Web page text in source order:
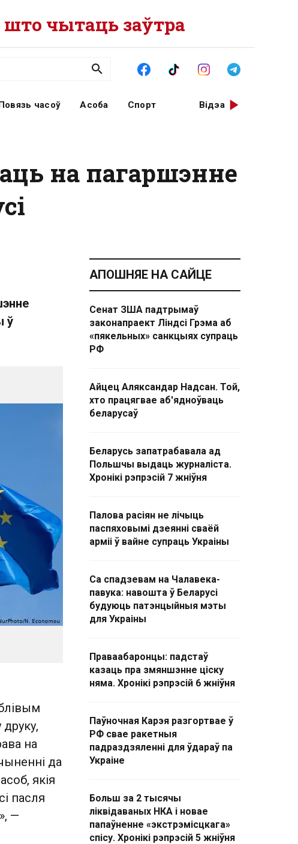
чытаць заўтра
часоў Асоба Спорт Відэа
на пагаршэнне
ў
на
да
якія
пасля
—
АПОШНЯЕ НА САЙЦЕ
Сенат ЗША падтрымаў
законапраект Ліндсі Грэма аб
«пякельных» санкцыях супраць
РФ
Айцец Аляксандар Надсан. Той,
хто працягвае аб'ядноўваць
беларусаў
Беларусь запатрабавала ад
Польшчы выдаць журналіста.
Хронікі рэпрэсій 7 жніўня
Палова расіян не лічыць
паспяховымі дзеянні сваёй
арміі ў вайне супраць Украіны
Са спадзевам на Чалавека-
павука: навошта ў Беларусі
будуюць патэнцыйныя мэты
для Украіны
Праваабаронцы: падстаў
казаць пра змяншэнне ціску
няма. Хронікі рэпрэсій 6 жніўня
Паўночная Карэя разгортвае ў
РФ свае ракетныя
падраздзяленні для ўдараў па
Украіне
Больш за 2 тысячы
ліквідаваных НКА і новае
папаўненне «экстрэмісцкага»
спісу. Хронікі рэпрэсій 5 жніўня